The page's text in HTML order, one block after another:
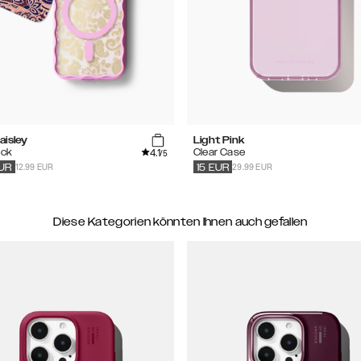
4.1/5
12.99 EUR
Light Pink
Clear Case
29.99 EUR
15 EUR
Diese Kategorien könnten Ihnen auch gefallen